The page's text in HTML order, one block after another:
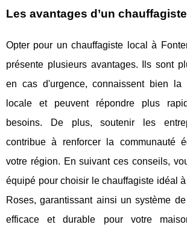
Les avantages d’un
Opter pour un chauffagiste local à
présente plusieurs avantages. Ils sont
en cas d'urgence, connaissent bien la
locale et peuvent répondre plus
besoins. De plus, soutenir les
contribue à renforcer la communauté
votre région. En suivant ces conseils,
équipé pour choisir le chauffagiste idéal
Roses, garantissant ainsi un système
efficace et durable pour votre